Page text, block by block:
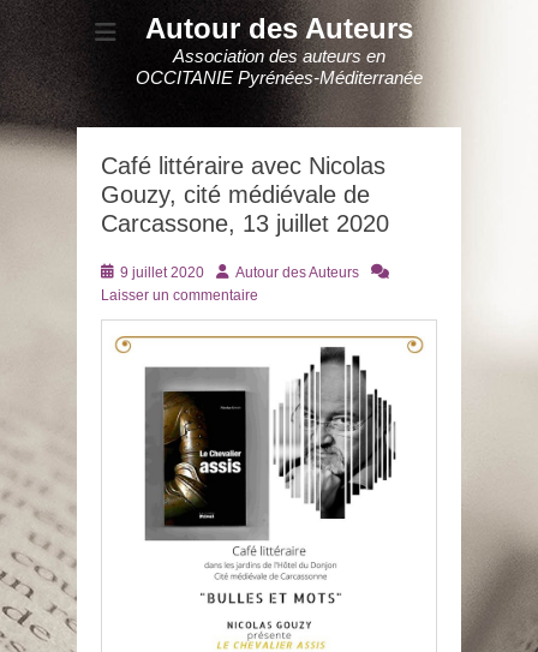
Autour des Auteurs
Association des auteurs en
OCCITANIE Pyrénées-Méditerranée
Café littéraire avec Nicolas
Gouzy, cité médiévale de
Carcassone, 13 juillet 2020
Posté
le
9 juillet 2020 AuteurAutour des Auteurs
Laisser un commentaire